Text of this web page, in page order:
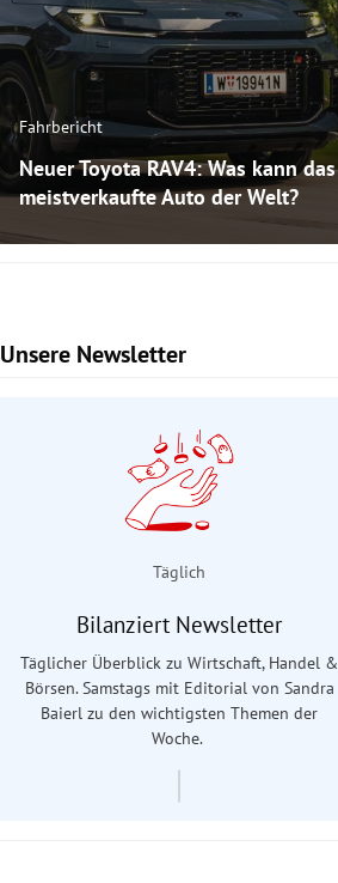
Fahrbericht
Neuer Toyota RAV4: Was kann das
meistverkaufte Auto der Welt?
Unsere Newsletter
Slide 1 von 9
Täglich
Bilanziert Newsletter
Täglicher Überblick zu Wirtschaft, Handel &
Börsen. Samstags mit Editorial von Sandra
Baierl zu den wichtigsten Themen der
Woche.